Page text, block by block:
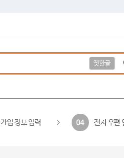
옛한글
가입 정보 입력 04 전자 우편